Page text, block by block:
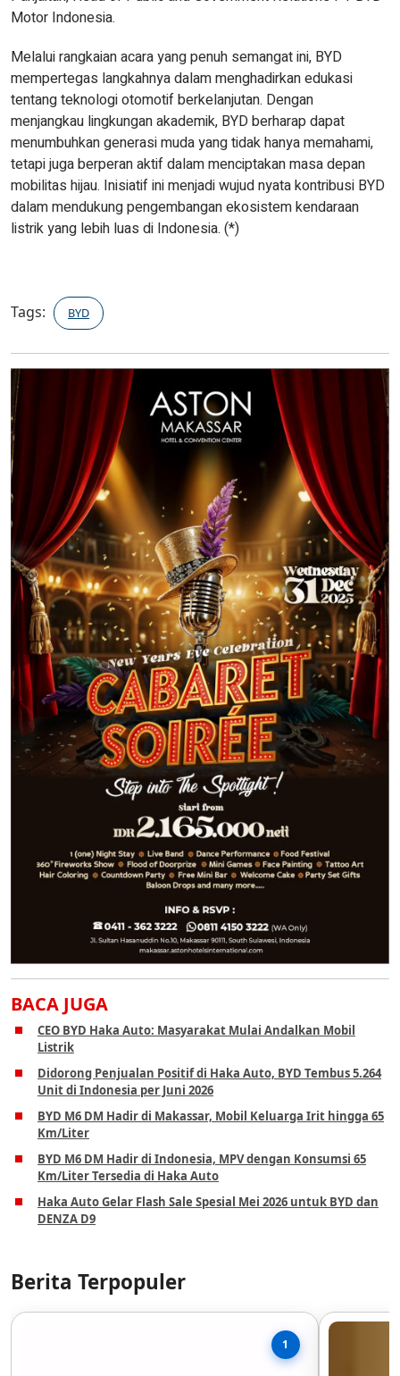
Motor Indonesia.
Melalui rangkaian acara yang penuh semangat ini, BYD
mempertegas langkahnya dalam menghadirkan edukasi
tentang teknologi otomotif berkelanjutan. Dengan
menjangkau lingkungan akademik, BYD berharap dapat
menumbuhkan generasi muda yang tidak hanya memahami,
tetapi juga berperan aktif dalam menciptakan masa depan
mobilitas hijau. Inisiatif ini menjadi wujud nyata kontribusi BYD
dalam mendukung pengembangan ekosistem kendaraan
listrik yang lebih luas di Indonesia. (*)
Tags: BYD
BACA JUGA
CEO BYD Haka Auto: Masyarakat Mulai Andalkan Mobil
Listrik
Didorong Penjualan Positif di Haka Auto, BYD Tembus 5.264
Unit di Indonesia per Juni 2026
BYD M6 DM Hadir di Makassar, Mobil Keluarga Irit hingga 65
Km/Liter
BYD M6 DM Hadir di Indonesia, MPV dengan Konsumsi 65
Km/Liter Tersedia di Haka Auto
Haka Auto Gelar Flash Sale Spesial Mei 2026 untuk BYD dan
DENZA D9
Berita Terpopuler
1